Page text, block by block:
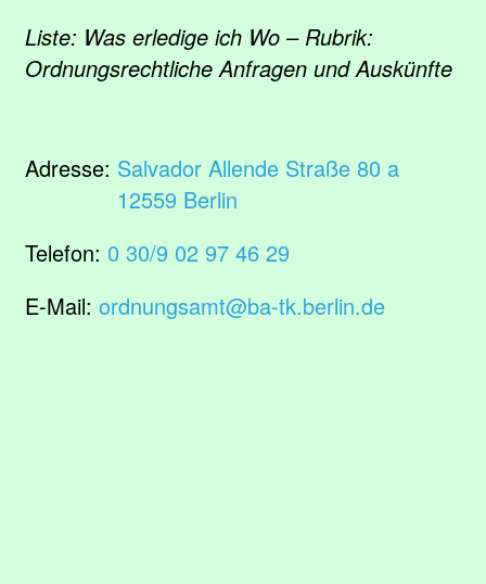
Liste: Was erledige ich Wo – Rubrik:
Ordnungsrechtliche Anfragen und Auskünfte
Adresse: Salvador Allende Straße 80 a
12559 Berlin
Telefon: 0 30/9 02 97 46 29
E-Mail: ordnungsamt@ba-tk.berlin.de